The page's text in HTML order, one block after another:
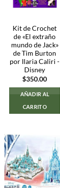
Kit de Crochet
de «El extraño
mundo de Jack»
de Tim Burton
por Ilaria Caliri -
Disney
$350.00
AÑADIR AL
CARRITO